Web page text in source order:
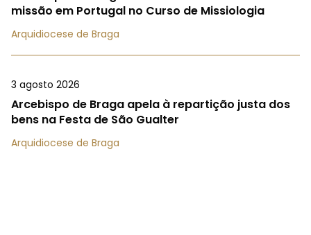
missão em Portugal no Curso de Missiologia
Arquidiocese de Braga
3 agosto 2026
Arcebispo de Braga apela à repartição justa dos
bens na Festa de São Gualter
Arquidiocese de Braga